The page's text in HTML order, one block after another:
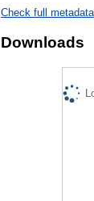
Check full
Downloads